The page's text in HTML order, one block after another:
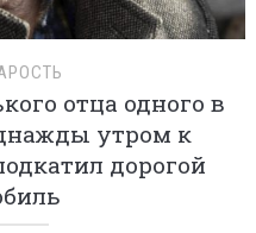
отца одного в
утром к
дорогой